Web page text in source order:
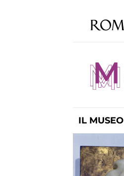
IL MUSEO